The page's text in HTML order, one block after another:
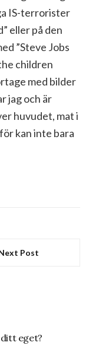
IS-terrorister
eller på den
”Steve Jobs
children
med bilder
jag och är
huvudet, mat i
kan inte bara
Post
eget?